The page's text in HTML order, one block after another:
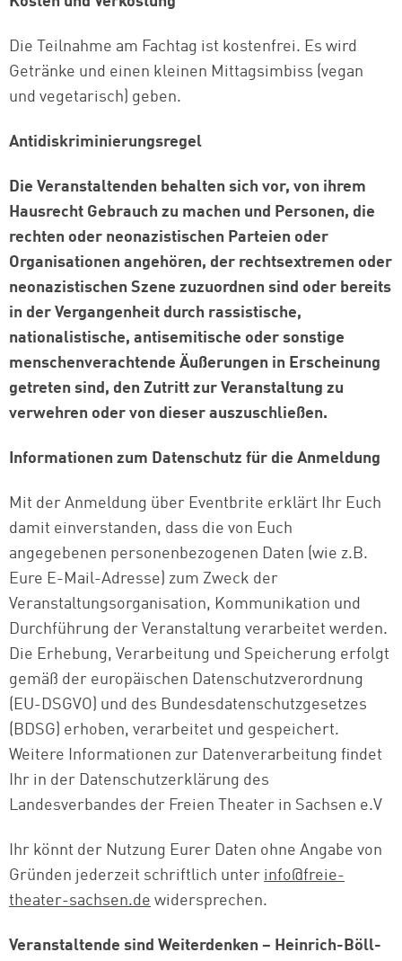
Die Teilnahme am Fachtag ist kostenfrei. Es wird
Getränke und einen kleinen Mittagsimbiss (vegan
und vegetarisch) geben.
Antidiskriminierungsregel
Die Veranstaltenden behalten sich vor, von ihrem
Hausrecht Gebrauch zu machen und Personen, die
rechten oder neonazistischen Parteien oder
Organisationen angehören, der rechtsextremen oder
neonazistischen Szene zuzuordnen sind oder bereits
in der Vergangenheit durch rassistische,
nationalistische, antisemitische oder sonstige
menschenverachtende Äußerungen in Erscheinung
getreten sind, den Zutritt zur Veranstaltung zu
verwehren oder von dieser auszuschließen.
Informationen zum Datenschutz für die Anmeldung
Mit der Anmeldung über Eventbrite erklärt Ihr Euch
damit einverstanden, dass die von Euch
angegebenen personenbezogenen Daten (wie z.B.
Eure E-Mail-Adresse) zum Zweck der
Veranstaltungsorganisation, Kommunikation und
Durchführung der Veranstaltung verarbeitet werden.
Die Erhebung, Verarbeitung und Speicherung erfolgt
gemäß der europäischen Datenschutzverordnung
(EU-DSGVO) und des Bundesdatenschutzgesetzes
(BDSG) erhoben, verarbeitet und gespeichert.
Weitere Informationen zur Datenverarbeitung findet
Ihr in der Datenschutzerklärung des
Landesverbandes der Freien Theater in Sachsen e.V
Ihr könnt der Nutzung Eurer Daten ohne Angabe von
Gründen jederzeit schriftlich unter info@freie-
theater-sachsen.de widersprechen.
Veranstaltende sind Weiterdenken – Heinrich-Böll-